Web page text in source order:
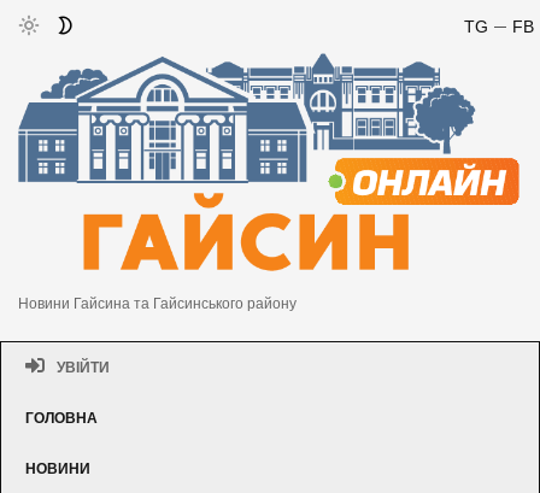
FB
TG
Новини Гайсина та Гайсинського району
УВІЙТИ
ГОЛОВНА
НОВИНИ